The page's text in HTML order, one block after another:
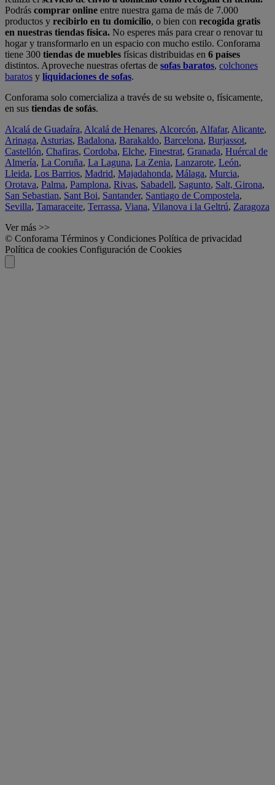
Podrás comprar online entre nuestra gama de más de 7.000
productos y recibirlo en tu domicilio, o bien con recogida gratis
en nuestras tiendas física. No esperes más para crear o renovar tu
hogar y transformarlo en un espacio con mucho estilo. Conforama
tiene 300 tiendas de muebles físicas distribuidas en 6 países
distintos. Aproveche nuestras ofertas de sofas baratos, colchones
baratos y liquidaciones de sofas.
Conforama solo comercializa a través de su website o, físicamente,
en sus tiendas de sofás.
Alcalá de Guadaíra, Alcalá de Henares, Alcorcón, Alfafar, Alicante,
Arinaga, Asturias, Badalona, Barakaldo, Barcelona, Burjassot,
Castellón, Chafiras, Cordoba, Elche, Finestrat, Granada, Huércal de
Almería, La Coruña, La Laguna, La Zenia, Lanzarote, León,
Lleida, Los Barrios, Madrid, Majadahonda, Málaga, Murcia,
Orotava, Palma, Pamplona, Rivas, Sabadell, Sagunto, Salt, Girona,
San Sebastian, Sant Boi, Santander, Santiago de Compostela,
Sevilla, Tamaraceite, Terrassa, Viana, Vilanova i la Geltrú, Zaragoza
Ver más >>
© Conforama Términos y Condiciones Política de privacidad
Política de cookies Configuración de Cookies